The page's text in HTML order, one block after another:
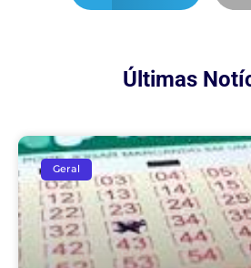
Últimas
Geral